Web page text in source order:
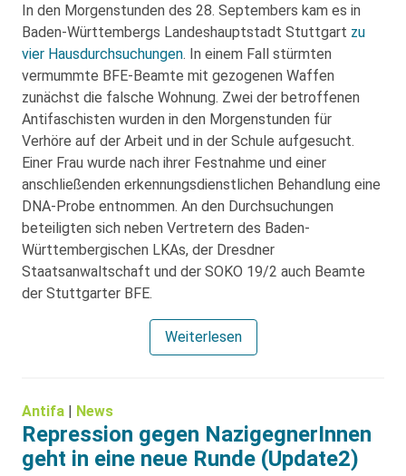
In den Morgenstunden des 28. Septembers kam es in
Baden-Württembergs Landeshauptstadt Stuttgart zu
vier Hausdurchsuchungen. In einem Fall stürmten
vermummte BFE-Beamte mit gezogenen Waffen
zunächst die falsche Wohnung. Zwei der betroffenen
Antifaschisten wurden in den Morgenstunden für
Verhöre auf der Arbeit und in der Schule aufgesucht.
Einer Frau wurde nach ihrer Festnahme und einer
anschließenden erkennungsdienstlichen Behandlung eine
DNA-Probe entnommen. An den Durchsuchungen
beteiligten sich neben Vertretern des Baden-
Württembergischen LKAs, der Dresdner
Staatsanwaltschaft und der SOKO 19/2 auch Beamte
der Stuttgarter BFE.
Weiterlesen
Antifa | News
Repression gegen NazigegnerInnen
geht in eine neue Runde (Update2)